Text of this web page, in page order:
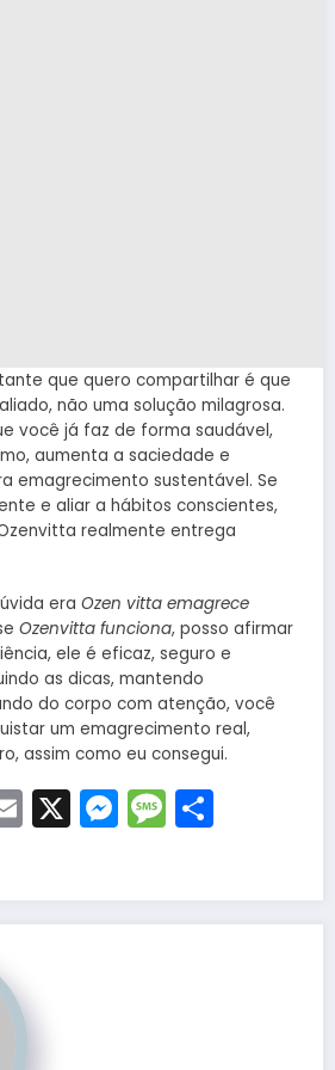
que quero compartilhar é que
não uma solução milagrosa.
você já faz de forma saudável,
aumenta a saciedade e
emagrecimento sustentável. Se
e aliar a hábitos conscientes,
realmente entrega
era Ozen vitta emagrece
Ozenvitta funciona, posso afirmar
ele é eficaz, seguro e
as dicas, mantendo
do corpo com atenção, você
um emagrecimento real,
assim como eu consegui.
Email
X Messenger
Message